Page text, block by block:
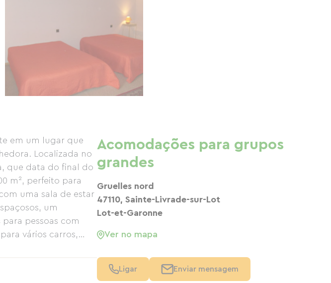
em um lugar que
Localizada no
que data do final do
m², perfeito para
uma sala de estar
um
pessoas com
vários carros,
disponível para fins
Acomodações para grupos
grandes
Gruelles nord
47110, Sainte-Livrade-sur-Lot
Lot-et-Garonne
Ver no mapa
Ligar Enviar mensagem